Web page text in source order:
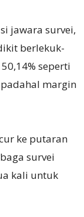
jawara survei,
berlekuk-
seperti
margin
ke putaran
survei
kali untuk